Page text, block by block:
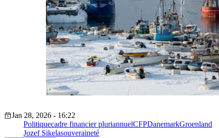
Jan 28, 2026 - 16:22
Politiquecadre financier pluriannuelCFPDanemarkGroenland
Jozef Sikelasouveraineté